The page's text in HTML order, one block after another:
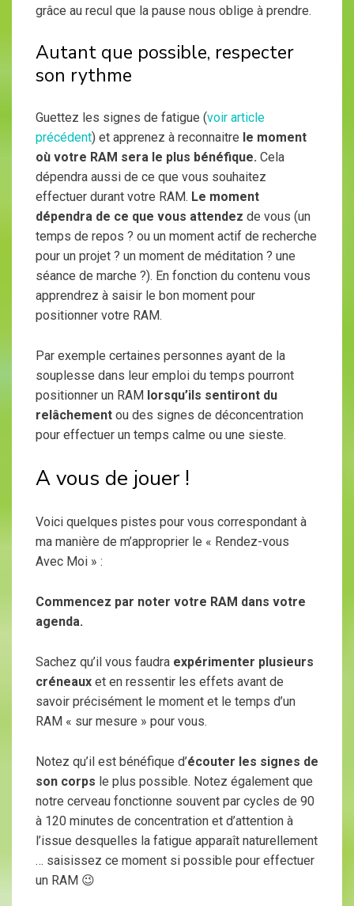
grâce au recul que la pause nous oblige à prendre.
Autant que possible, respecter
son rythme
Guettez les signes de fatigue (voir article
précédent) et apprenez à reconnaitre le moment
où votre RAM sera le plus bénéfique. Cela
dépendra aussi de ce que vous souhaitez
effectuer durant votre RAM. Le moment
dépendra de ce que vous attendez de vous (un
temps de repos ? ou un moment actif de recherche
pour un projet ? un moment de méditation ? une
séance de marche ?). En fonction du contenu vous
apprendrez à saisir le bon moment pour
positionner votre RAM.
Par exemple certaines personnes ayant de la
souplesse dans leur emploi du temps pourront
positionner un RAM lorsqu’ils sentiront du
relâchement ou des signes de déconcentration
pour effectuer un temps calme ou une sieste.
A vous de jouer !
Voici quelques pistes pour vous correspondant à
ma manière de m’approprier le « Rendez-vous
Avec Moi » :
Commencez par noter votre RAM dans votre
agenda.
Sachez qu’il vous faudra expérimenter plusieurs
créneaux et en ressentir les effets avant de
savoir précisément le moment et le temps d’un
RAM « sur mesure » pour vous.
Notez qu’il est bénéfique d’écouter les signes de
son corps le plus possible. Notez également que
notre cerveau fonctionne souvent par cycles de 90
à 120 minutes de concentration et d’attention à
l’issue desquelles la fatigue apparaît naturellement
… saisissez ce moment si possible pour effectuer
un RAM 😉